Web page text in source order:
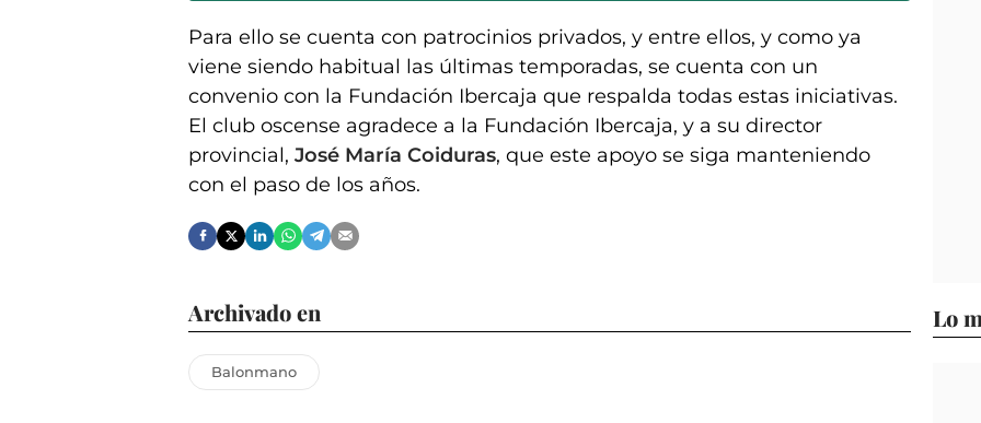
Para ello se cuenta con patrocinios privados, y entre ellos, y como ya
viene siendo habitual las últimas temporadas, se cuenta con un
convenio con la Fundación Ibercaja que respalda todas estas iniciativas.
El club oscense agradece a la Fundación Ibercaja, y a su director
provincial, José María Coiduras, que este apoyo se siga manteniendo
con el paso de los años.
Archivado en
Balonmano
Lo